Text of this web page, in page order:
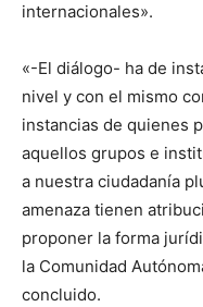
internacionales».
«-El diálogo- ha de
nivel y con el mismo
instancias de quienes
aquellos grupos e
a nuestra ciudadanía
amenaza tienen
proponer la forma
la Comunidad
concluido.